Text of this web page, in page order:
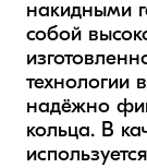
накидными
собой
технологии
надёжно
кольца. В